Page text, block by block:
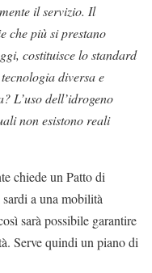
il servizio. Il
che più si prestano
costituisce lo standard
diversa e
L’uso dell’idrogeno
non esistono reali
chiede un Patto di
a una mobilità
sarà possibile garantire
Serve quindi un piano di